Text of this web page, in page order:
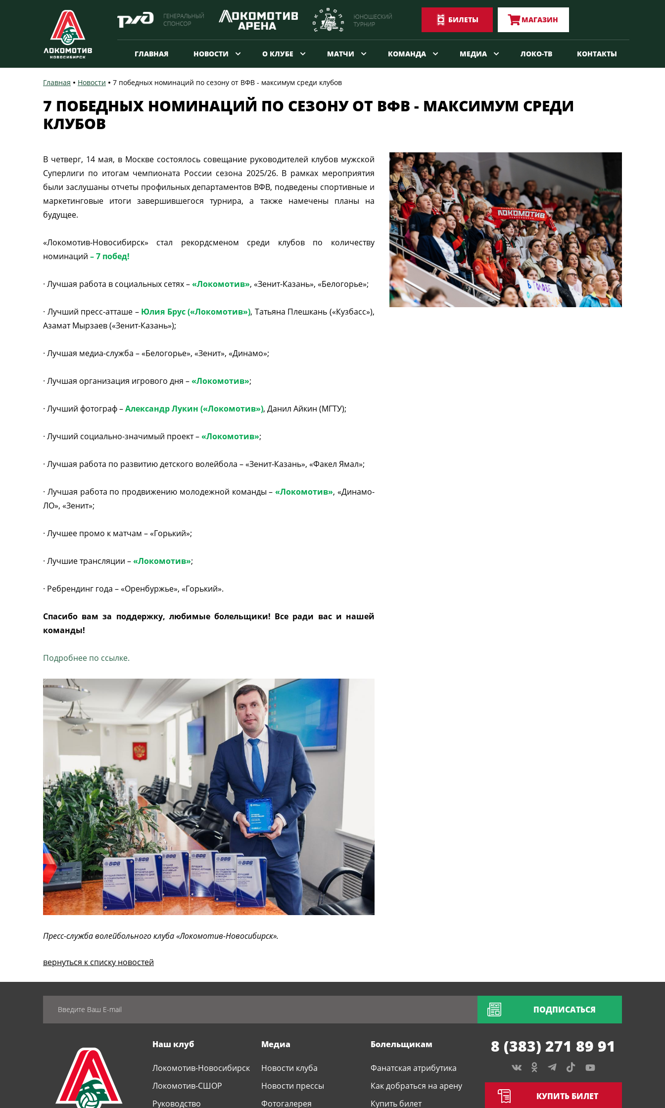
БИЛЕТЫ МАГАЗИН
ГЛАВНАЯ НОВОСТИ О КЛУБЕ МАТЧИ КОМАНДА МЕДИА ЛОКО-ТВ КОНТАКТЫ
Главная Новости 7 победных номинаций по сезону от ВФВ - максимум среди клубов
7 ПОБЕДНЫХ НОМИНАЦИЙ ПО СЕЗОНУ ОТ ВФВ - МАКСИМУМ СРЕДИ
КЛУБОВ
В четверг, 14 мая, в Москве состоялось совещание руководителей клубов мужской
Суперлиги по итогам чемпионата России сезона 2025/26. В рамках мероприятия
были заслушаны отчеты профильных департаментов ВФВ, подведены спортивные и
маркетинговые итоги завершившегося турнира, а также намечены планы на
будущее.
«Локомотив-Новосибирск» стал рекордсменом среди клубов по количеству
номинаций – 7 побед!
· Лучшая работа в социальных сетях –«Локомотив», «Зенит-Казань», «Белогорье»;
· Лучший пресс-атташе – Юлия Брус («Локомотив»), Татьяна Плешкань («Кузбасс»),
Азамат Мырзаев («Зенит-Казань»);
· Лучшая медиа-служба – «Белогорье», «Зенит», «Динамо»;
· Лучшая организация игрового дня –«Локомотив»;
· Лучший фотограф –Александр Лукин («Локомотив»), Данил Айкин (МГТУ);
· Лучший социально-значимый проект –«Локомотив»;
· Лучшая работа по развитию детского волейбола – «Зенит-Казань», «Факел Ямал»;
· Лучшая работа по продвижению молодежной команды –«Локомотив», «Динамо-
ЛО», «Зенит»;
· Лучшее промо к матчам – «Горький»;
· Лучшие трансляции –«Локомотив»;
· Ребрендинг года – «Оренбуржье», «Горький».
Спасибо вам за поддержку, любимые болельщики! Все ради вас и нашей
команды!
Подробнее по ссылке.
Пресс-служба волейбольного клуба «Локомотив-Новосибирск».
вернуться к списку новостей
ПОДПИСАТЬСЯ
Наш клуб
Локомотив-Новосибирск
Локомотив-СШОР
Руководство
Медиа
Новости клуба
Новости прессы
Фотогалерея
Болельщикам
Фанатская атрибутика
Как добраться на арену
Купить билет
8 (383) 271 89 91
КУПИТЬ БИЛЕТ